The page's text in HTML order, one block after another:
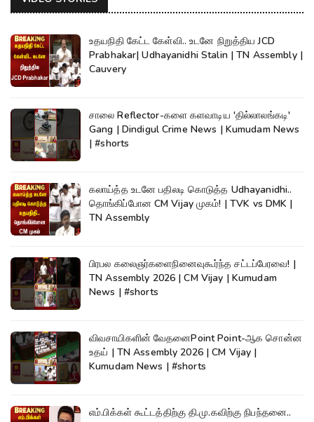
உதயநிதி கேட்ட கேள்வி.. உடனே நிறுத்திய JCD
Prabhakar| Udhayanidhi Stalin | TN Assembly |
Cauvery
சாலை Reflector-களை களவாடிய 'தில்லாலங்கடி'
Gang | Dindigul Crime News | Kumudam News
| #shorts
கலாய்த்த உடனே பதிலடி கொடுத்த Udhayanidhi..
தொங்கிப்போன CM Vijay முகம்! | TVK vs DMK |
TN Assembly
பிரபல கலைஞர்களைநினைவுகூர்ந்த சட்டப்பேரவை! |
TN Assembly 2026 | CM Vijay | Kumudam
News | #shorts
விவசாயிகளின் வேதனைPoint Point-ஆக சொன்ன
உதய் | TN Assembly 2026 | CM Vijay |
Kumudam News | #shorts
எம்.பிக்கள் கூட்டத்திற்கு தி.மு.கவிற்கு நிபந்தனை..